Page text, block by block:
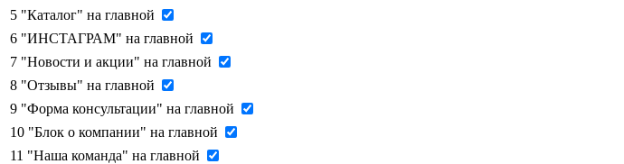
5 "Каталог" на главной
6 "ИНСТАГРАМ" на главной
7 "Новости и акции" на главной
8 "Отзывы" на главной
9 "Форма консультации" на главной
10 "Блок о компании" на главной
11 "Наша команда" на главной